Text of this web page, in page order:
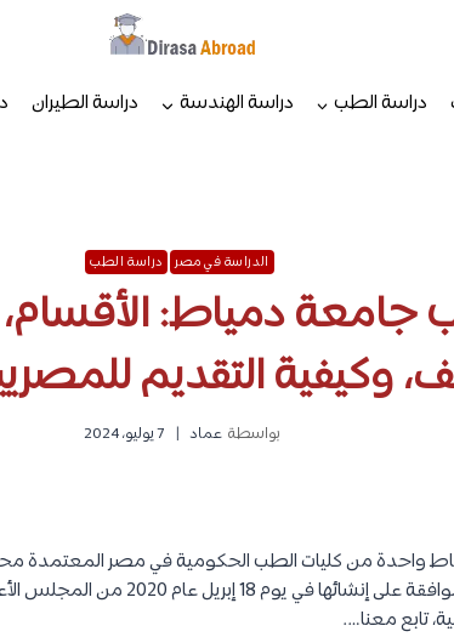
دراسة الطب دراسة الهندسة دراسة الطيران
الدراسة في مصر دراسة الطب
جامعة دمياط:
وكيفية التقديم
بواسطة عماد 7 يوليو، 2024
واحدة من كليات الطب الحكومية في مصر المعتمدة
تعتبر كلية حديثة حيث تم الموافقة
تابع معنا….